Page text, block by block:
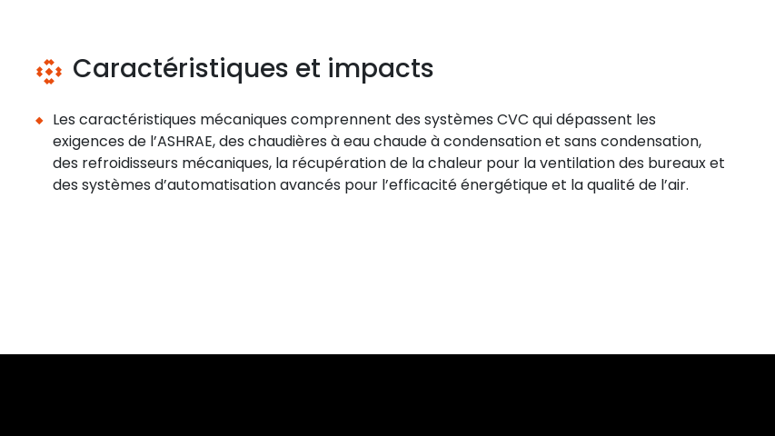
Caractéristiques et impacts
Les caractéristiques mécaniques comprennent des systèmes CVC qui dépassent les
exigences de l’ASHRAE, des chaudières à eau chaude à condensation et sans condensation,
des refroidisseurs mécaniques, la récupération de la chaleur pour la ventilation des bureaux et
des systèmes d’automatisation avancés pour l’efficacité énergétique et la qualité de l’air.